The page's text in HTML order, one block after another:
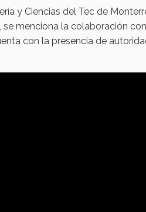
y Ciencias del Tec de
menciona la colaboración
con la presencia de